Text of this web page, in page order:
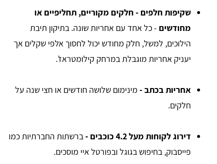
שקיפות חלפים - חלקים מקוריים, תחליפיים או
מחודשים - כל אחד עם אחריות שונה. בתיקון תיבת
הילוכים, למשל, חלק מחודש יכול לחסוך אלפי שקלים אך
יעניק אחריות מוגבלת במרחק קילומטראז’.
אחריות בכתב - מינימום שלושה חודשים או חצי שנה על
חלקים.
דירוג לקוחות מעל 4.2 כוכבים -
ברשתות החברתיות כמו
פייסבוק, בחיפוש בגוגל ובפורטל איי מוסכים.